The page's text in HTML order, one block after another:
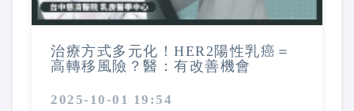
治療方式多元化！HER2陽性乳癌＝
高轉移風險？醫：有改善機會
2025-10-01 19:54